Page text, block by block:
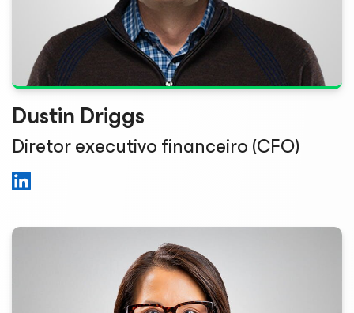
Dustin Driggs
Diretor executivo financeiro (CFO)